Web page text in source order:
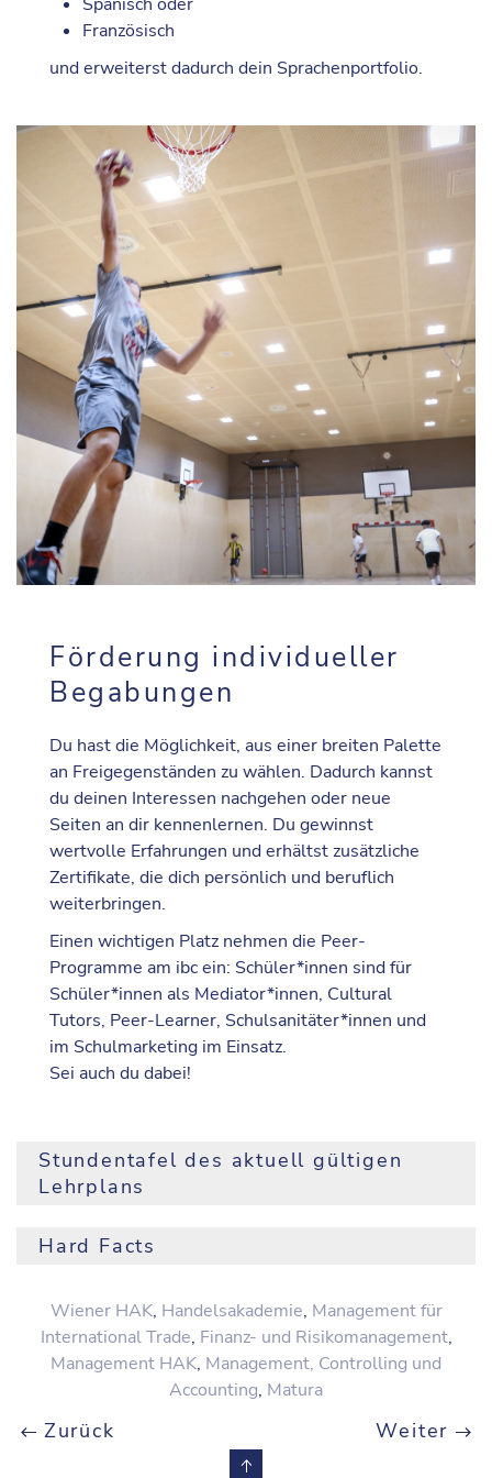
Französisch
und erweiterst dadurch dein Sprachenportfolio.
Förderung individueller
Begabungen
Du hast die Möglichkeit, aus einer breiten Palette
an Freigegenständen zu wählen. Dadurch kannst
du deinen Interessen nachgehen oder neue
Seiten an dir kennenlernen. Du gewinnst
wertvolle Erfahrungen und erhältst zusätzliche
Zertifikate, die dich persönlich und beruflich
weiterbringen.
Einen wichtigen Platz nehmen die Peer-
Programme am ibc ein: Schüler*innen sind für
Schüler*innen als Mediator*innen, Cultural
Tutors, Peer-Learner, Schulsanitäter*innen und
im Schulmarketing im Einsatz.
Sei auch du dabei!
Stundentafel des aktuell gültigen
Lehrplans
Sem.
Sem. Sem.
Sem.
Religion
2 2 2 2 2
Persönlichkeitsbildung
und soziale Kompetenz
2 2
Business Behaviour 1 1
Hard Facts
Voraussetzung: erfolgreicher Abschluss der 8.
Schulstufe
Anmeldeformalitäten:Für aktuelle Informationen
Link anklicken.
Ausbildungsdauer:
Bundesschule – kein Schulgeld
Wiener HAK, Handelsakademie, Management für
International Trade, Finanz- und Risikomanagement,
Management HAK, Management, Controlling und
Accounting, Matura
Zurück Weiter